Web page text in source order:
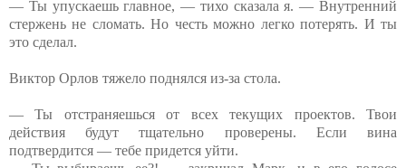
— Ты упускаешь главное, — тихо сказала я. — Внутренний
стержень не сломать. Но честь можно легко потерять. И ты
это сделал.
Виктор Орлов тяжело поднялся из-за стола.
— Ты отстраняешься от всех текущих проектов. Твои
действия будут тщательно проверены. Если вина
подтвердится — тебе придется уйти.